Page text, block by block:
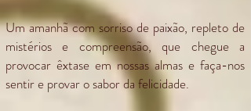
Um amanhã com sorriso de paixão, repleto de
mistérios e compreensão, que chegue a
provocar êxtase em nossas almas e faça-nos
sentir e provar o sabor da felicidade.